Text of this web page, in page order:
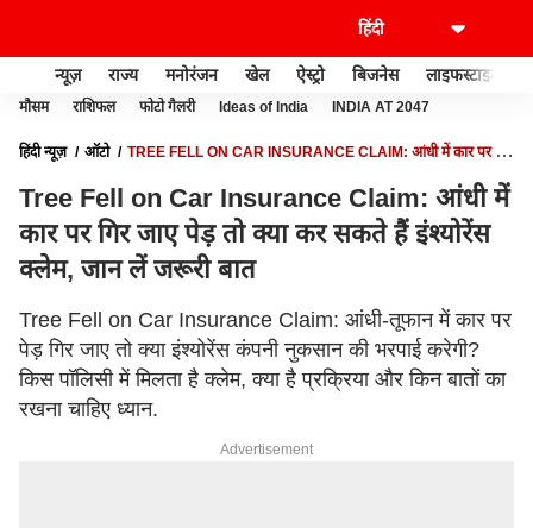
न्यूज़ राज्य मनोरंजन खेल ऐस्ट्रो बिजनेस लाइफस्टाइल
मौसम राशिफल फोटो गैलरी Ideas of India INDIA AT 2047
हिंदी न्यूज़ ऑटो
TREE FELL ON CAR INSURANCE CLAIM: आंधी में कार पर गिर
Tree Fell on Car Insurance Claim: आंधी में
कार पर गिर जाए पेड़ तो क्या कर सकते हैं इंश्योरेंस
क्लेम, जान लें जरूरी बात
Tree Fell on Car Insurance Claim: आंधी-तूफान में कार पर
पेड़ गिर जाए तो क्या इंश्योरेंस कंपनी नुकसान की भरपाई करेगी?
किस पॉलिसी में मिलता है क्लेम, क्या है प्रक्रिया और किन बातों का
रखना चाहिए ध्यान.
Advertisement